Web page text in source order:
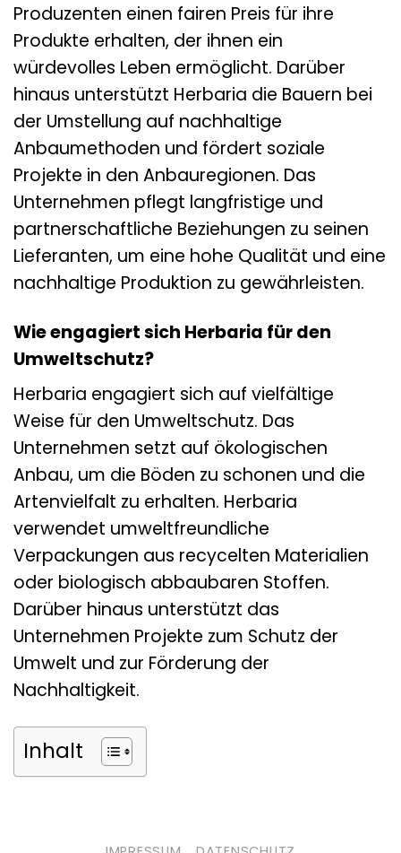
Produzenten einen fairen Preis für ihre
Produkte erhalten, der ihnen ein
würdevolles Leben ermöglicht. Darüber
hinaus unterstützt Herbaria die Bauern bei
der Umstellung auf nachhaltige
Anbaumethoden und fördert soziale
Projekte in den Anbauregionen. Das
Unternehmen pflegt langfristige und
partnerschaftliche Beziehungen zu seinen
Lieferanten, um eine hohe Qualität und eine
nachhaltige Produktion zu gewährleisten.
Wie engagiert sich Herbaria für den
Umweltschutz?
Herbaria engagiert sich auf vielfältige
Weise für den Umweltschutz. Das
Unternehmen setzt auf ökologischen
Anbau, um die Böden zu schonen und die
Artenvielfalt zu erhalten. Herbaria
verwendet umweltfreundliche
Verpackungen aus recycelten Materialien
oder biologisch abbaubaren Stoffen.
Darüber hinaus unterstützt das
Unternehmen Projekte zum Schutz der
Umwelt und zur Förderung der
Nachhaltigkeit.
Inhalt